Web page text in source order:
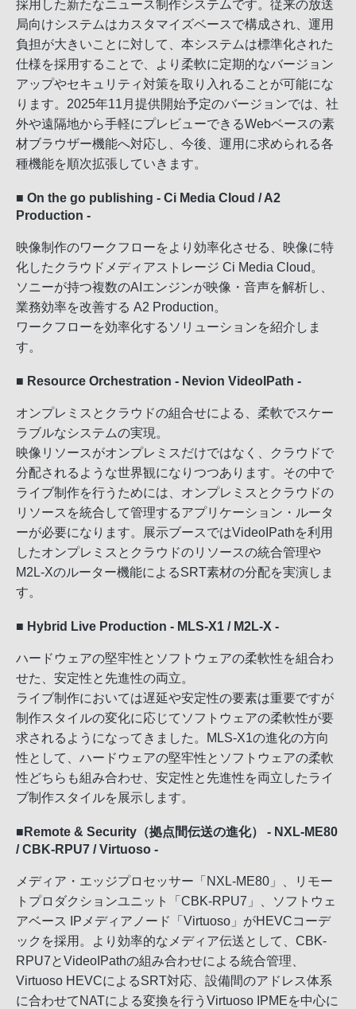
採用した新たなニュース制作システムです。従来の放送
局向けシステムはカスタマイズベースで構成され、運用
負担が大きいことに対して、本システムは標準化された
仕様を採用することで、より柔軟に定期的なバージョン
アップやセキュリティ対策を取り入れることが可能にな
ります。2025年11月提供開始予定のバージョンでは、社
外や遠隔地から手軽にプレビューできるWebベースの素
材ブラウザー機能へ対応し、今後、運用に求められる各
種機能を順次拡張していきます。
■ On the go publishing - Ci Media Cloud / A2
Production -
映像制作のワークフローをより効率化させる、映像に特
化したクラウドメディアストレージ Ci Media Cloud。
ソニーが持つ複数のAIエンジンが映像・音声を解析し、
業務効率を改善する A2 Production。
ワークフローを効率化するソリューションを紹介しま
す。
■ Resource Orchestration - Nevion VideoIPath -
オンプレミスとクラウドの組合せによる、柔軟でスケー
ラブルなシステムの実現。
映像リソースがオンプレミスだけではなく、クラウドで
分配されるような世界観になりつつあります。その中で
ライブ制作を行うためには、オンプレミスとクラウドの
リソースを統合して管理するアプリケーション・ルータ
ーが必要になります。展示ブースではVideoIPathを利用
したオンプレミスとクラウドのリソースの統合管理や
M2L-Xのルーター機能によるSRT素材の分配を実演しま
す。
■ Hybrid Live Production - MLS-X1 / M2L-X -
ハードウェアの堅牢性とソフトウェアの柔軟性を組合わ
せた、安定性と先進性の両立。
ライブ制作においては遅延や安定性の要素は重要ですが
制作スタイルの変化に応じてソフトウェアの柔軟性が要
求されるようになってきました。MLS-X1の進化の方向
性として、ハードウェアの堅牢性とソフトウェアの柔軟
性どちらも組み合わせ、安定性と先進性を両立したライ
ブ制作スタイルを展示します。
■Remote & Security（拠点間伝送の進化） - NXL-ME80
/ CBK-RPU7 / Virtuoso -
メディア・エッジプロセッサー「NXL-ME80」、リモー
トプロダクションユニット「CBK-RPU7」、ソフトウェ
アベース IPメディアノード「Virtuoso」がHEVCコーデ
ックを採用。より効率的なメディア伝送として、CBK-
RPU7とVideoIPathの組み合わせによる統合管理、
Virtuoso HEVCによるSRT対応、設備間のアドレス体系
に合わせてNATによる変換を行うVirtuoso IPMEを中心に